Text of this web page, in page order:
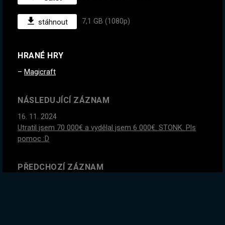
stáhnout 7,1 GB (1080p)
HRANÉ HRY
Magicraft
NÁSLEDUJÍCÍ ZÁZNAM
16. 11. 2024
Utratil jsem 70 000€ a vydělal jsem 6 000€. STONK. Pls
pomoc :D
PŘEDCHOZÍ ZÁZNAM